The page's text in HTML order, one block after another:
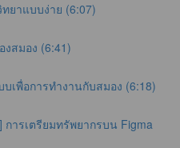
ยาแบบง่าย (6:07)
งสมอง (6:41)
เพื่อการทำงานกับสมอง (6:18)
การเตรียมทรัพยากรบน Figma